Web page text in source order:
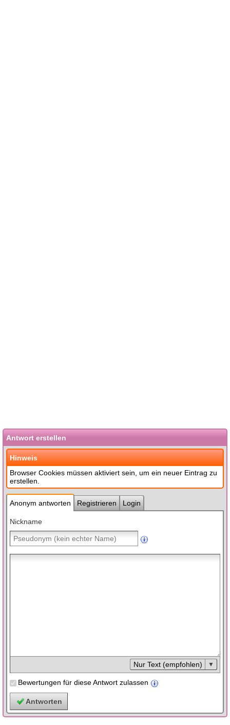
Antwort erstellen
Hinweis
Browser Cookies müssen aktiviert sein, um ein neuer Eintrag zu
erstellen.
Anonym antworten Registrieren Login
Nickname
Nur Text (empfohlen)
Bewertungen für diese Antwort zulassen